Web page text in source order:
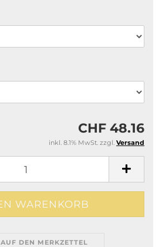
CHF 48.16
inkl. 8.1% MwSt. zzgl. Versand
AUF DEN MERKZETTEL